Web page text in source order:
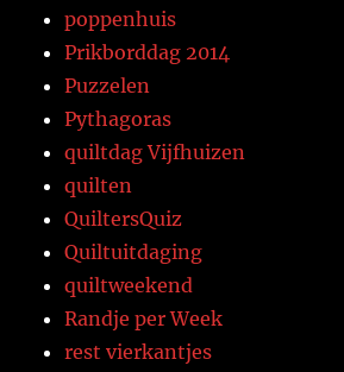
poppenhuis
Prikborddag 2014
Puzzelen
Pythagoras
quiltdag Vijfhuizen
quilten
QuiltersQuiz
Quiltuitdaging
quiltweekend
Randje per Week
rest vierkantjes